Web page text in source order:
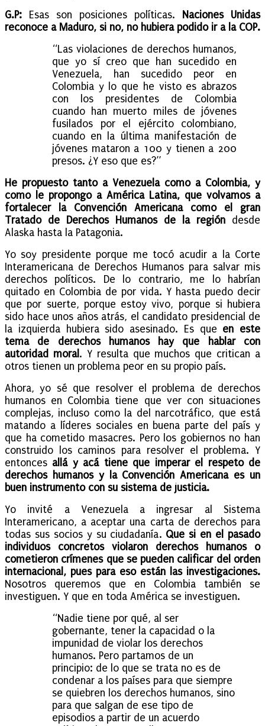
G.P: Esas son posiciones políticas. Naciones Unidas
reconoce a Maduro, si no, no hubiera podido ir a la COP.
“Las violaciones de derechos humanos,
que yo sí creo que han sucedido en
Venezuela, han sucedido peor en
Colombia y lo que he visto es abrazos
con los presidentes de Colombia
cuando han muerto miles de jóvenes
fusilados por el ejército colombiano,
cuando en la última manifestación de
jóvenes mataron a 100 y tienen a 200
presos. ¿Y eso que es?”
He propuesto tanto a Venezuela como a Colombia, y
como le propongo a América Latina, que volvamos a
fortalecer la Convención Americana como el gran
Tratado de Derechos Humanos de la región desde
Alaska hasta la Patagonia.
Yo soy presidente porque me tocó acudir a la Corte
Interamericana de Derechos Humanos para salvar mis
derechos políticos. De lo contrario, me lo habrían
quitado en Colombia de por vida. Y hasta puedo decir
que por suerte, porque estoy vivo, porque si hubiera
sido hace unos años atrás, el candidato presidencial de
la izquierda hubiera sido asesinado. Es que en este
tema de derechos humanos hay que hablar con
autoridad moral. Y resulta que muchos que critican a
otros tienen un problema peor en su propio país.
Ahora, yo sé que resolver el problema de derechos
humanos en Colombia tiene que ver con situaciones
complejas, incluso como la del narcotráfico, que está
matando a líderes sociales en buena parte del país y
que ha cometido masacres. Pero los gobiernos no han
construido los caminos para resolver el problema. Y
entonces allá y acá tiene que imperar el respeto de
derechos humanos y la Convención Americana es un
buen instrumento con su sistema de justicia.
Yo invité a Venezuela a ingresar al Sistema
Interamericano, a aceptar una carta de derechos para
todas sus socios y su ciudadanía. Que si en el pasado
individuos concretos violaron derechos humanos o
cometieron crímenes que se pueden calificar del orden
internacional, pues para eso están las investigaciones.
Nosotros queremos que en Colombia también se
investiguen. Y que en toda América se investiguen.
“Nadie tiene por qué, al ser
gobernante, tener la capacidad o la
impunidad de violar los derechos
humanos. Pero partamos de un
principio: de lo que se trata no es de
condenar a los países para que siempre
se quiebren los derechos humanos, sino
para que salgan de ese tipo de
episodios a partir de un acuerdo